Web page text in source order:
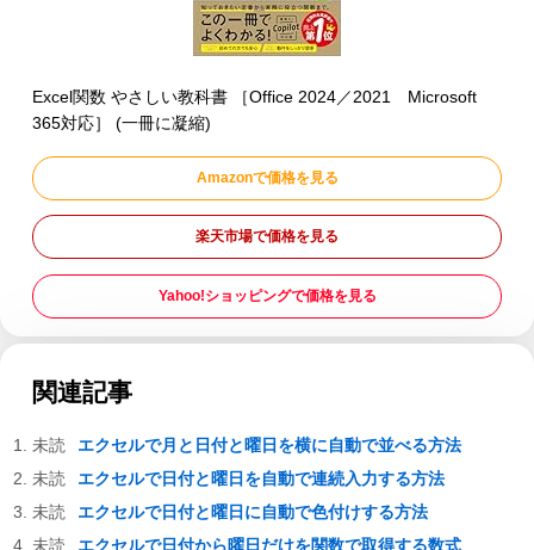
Excel関数 やさしい教科書 ［Office 2024／2021 Microsoft
365対応］ (一冊に凝縮)
Amazonで価格を見る
楽天市場で価格を見る
Yahoo!ショッピングで価格を見る
関連記事
エクセルで月と日付と曜日を横に自動で並べる方法
エクセルで日付と曜日を自動で連続入力する方法
エクセルで日付と曜日に自動で色付けする方法
エクセルで日付から曜日だけを関数で取得する数式